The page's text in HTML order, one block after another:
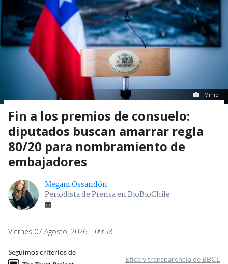
Minrel
Fin a los premios de consuelo:
diputados buscan amarrar regla
80/20 para nombramiento de
embajadores
Megam Ossandón
Periodista de Prensa en BioBioChile
Viernes 07 Agosto, 2026 | 09:58
Seguimos criterios de
Ética y transparencia de BBCL